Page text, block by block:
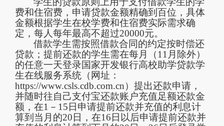
费和住宿费，申请贷款金额精确到百位，具体
金额根据学生在校学费和住宿费实际需求确
定， 每人每年最高不超过20000元。
借款学生需按照借款合同的约定按时偿还
贷款；提前还款的学生需在每月（11月除外）
的任意一天登录国家开发银行高校助学贷款学
生在线服务系统（网址：
https://www.csls.cdb.com.cn）提出还款申请，
并随时往自己支付宝还款账户充值足额还款金
额，在1－15日申请提前还款并充值的利息计
算到当月的20日，在16日以后申请提前还款并